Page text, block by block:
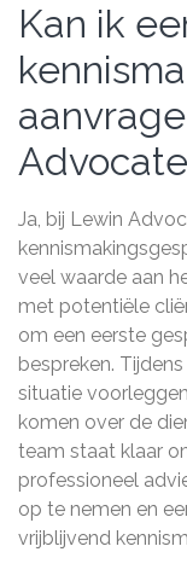
Kan ik
Ja, bij Lewin
veel waarde aan
met potentiële
om een eerste
bespreken.
situatie
komen over de
team staat klaar
professioneel
op te nemen en
vrijblijvend